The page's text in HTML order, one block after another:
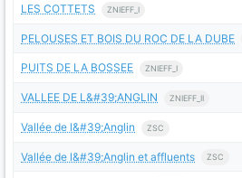
LES COTTETS ZNIEFF_I
PELOUSES ET BOIS DU ROC DE LA DUBE
PUITS DE LA BOSSEE ZNIEFF_I
VALLEE DE L&#39;ANGLIN ZNIEFF_II
Vallée de l&#39;Anglin ZSC
Vallée de l&#39;Anglin et affluents ZSC